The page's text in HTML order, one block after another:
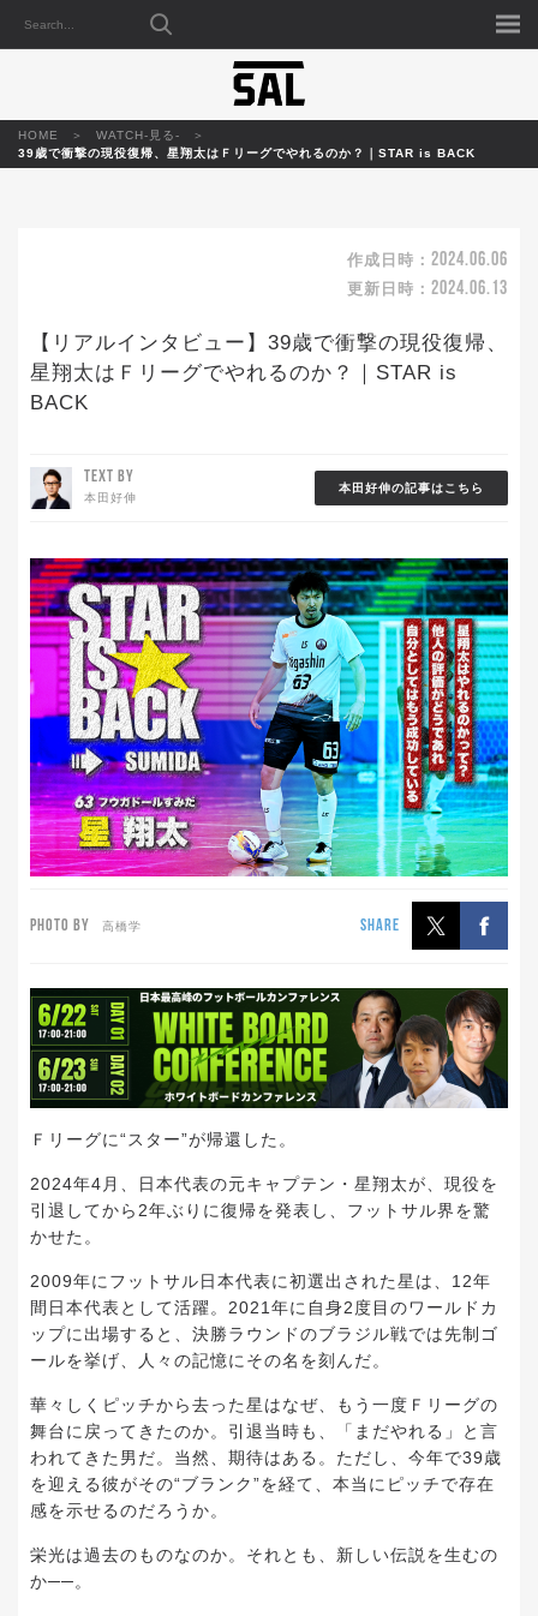
HOME
WATCH-見る-
39歳で衝撃の現役復帰、星翔太はＦリーグでやれるのか？｜STAR is BACK
作成日時： 2024.06.06
更新日時： 2024.06.13
【リアルインタビュー】39歳で衝撃の現役復帰、
星翔太はＦリーグでやれるのか？｜STAR is
BACK
TEXT BY
本田好伸
本田好伸の記事はこちら
PHOTO BY 高橋学 SHARE
Ｆリーグに“スター”が帰還した。
2024年4月、日本代表の元キャプテン・星翔太が、現役を
引退してから2年ぶりに復帰を発表し、フットサル界を驚
かせた。
2009年にフットサル日本代表に初選出された星は、12年
間日本代表として活躍。2021年に自身2度目のワールドカ
ップに出場すると、決勝ラウンドのブラジル戦では先制ゴ
ールを挙げ、人々の記憶にその名を刻んだ。
華々しくピッチから去った星はなぜ、もう一度Ｆリーグの
舞台に戻ってきたのか。引退当時も、「まだやれる」と言
われてきた男だ。当然、期待はある。ただし、今年で39歳
を迎える彼がその“ブランク”を経て、本当にピッチで存在
感を示せるのだろうか。
栄光は過去のものなのか。それとも、新しい伝説を生むの
か──。